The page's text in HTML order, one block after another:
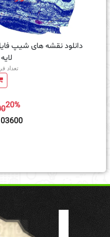
دانلود نقشه های شیپ
لایه GIS
تعداد
20%
103600